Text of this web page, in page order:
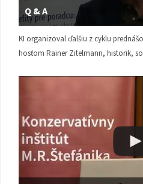
Q & A
KI organizoval ďalšiu z cyklu
hosťom Rainer Zitelmann, historik,